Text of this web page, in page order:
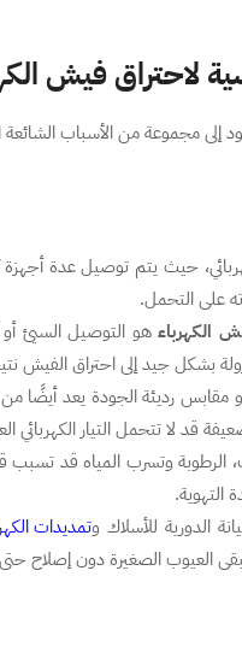
لاحتراق فيش
إلى مجموعة من الأسباب
حيث يتم توصيل عدة أجهزة
على التحمل.
الكهرباءهو التوصيل السيئ أو
بشكل جيد إلى احتراق الفيش
رديئة الجودة يعد أيضًا من
قد لا تتحمل التيار الكهربائي
الرطوبة وتسرب المياه قد تسبب
التهوية.
الدورية للأسلاك وتمديدات
العيوب الصغيرة دون إصلاح